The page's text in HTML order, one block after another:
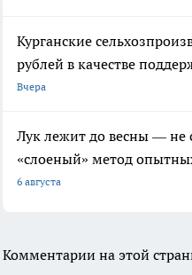
Курганские
рублей в качестве
Вчера
Лук лежит до весны — не
«слоеный» метод
6 августа
Комментарии на этой